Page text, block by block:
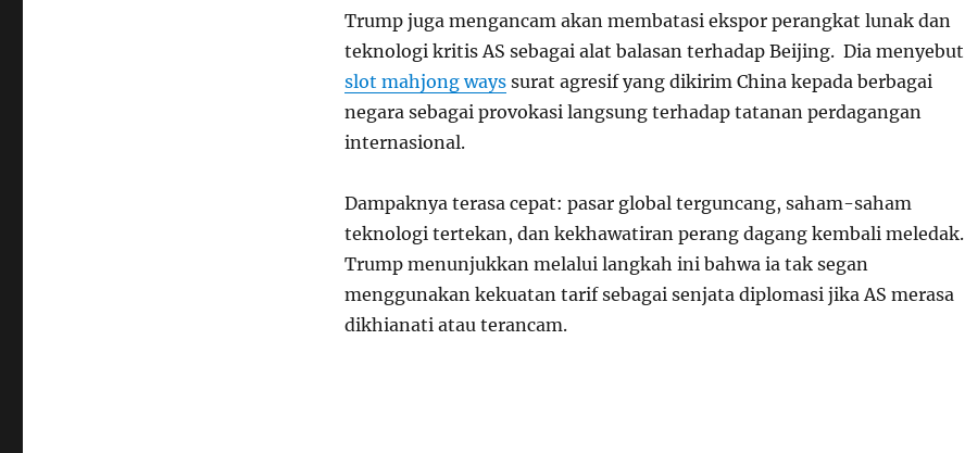
Trump juga mengancam akan membatasi ekspor perangkat lunak dan
teknologi kritis AS sebagai alat balasan terhadap Beijing. Dia menyebut
slot mahjong wayssurat agresif yang dikirim China kepada berbagai
negara sebagai provokasi langsung terhadap tatanan perdagangan
internasional.
Dampaknya terasa cepat: pasar global terguncang, saham-saham
teknologi tertekan, dan kekhawatiran perang dagang kembali meledak.
Trump menunjukkan melalui langkah ini bahwa ia tak segan
menggunakan kekuatan tarif sebagai senjata diplomasi jika AS merasa
dikhianati atau terancam.